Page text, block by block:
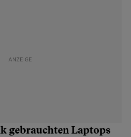
gebrauchten Laptops